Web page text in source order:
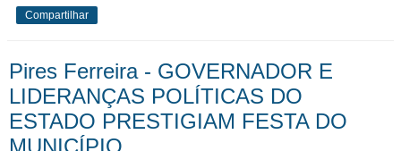
Compartilhar
Pires Ferreira - GOVERNADOR E
LIDERANÇAS POLÍTICAS DO
ESTADO PRESTIGIAM FESTA DO
MUNICÍPIO